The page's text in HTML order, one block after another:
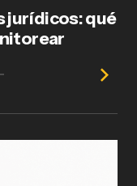
jurídicos: qué